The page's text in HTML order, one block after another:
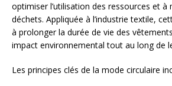
optimiser l’utilisation des ressources et à
déchets. Appliquée à l’industrie textile,
à prolonger la durée de vie des
impact environnemental tout au long de
Les principes clés de la mode circulaire